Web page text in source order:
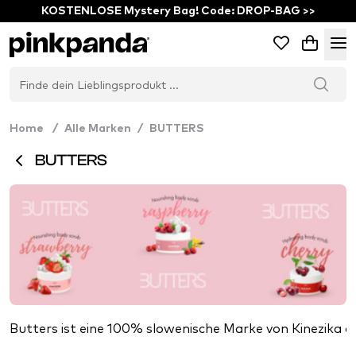
KOSTENLOSE Mystery Bag! Code: DROP-BAG >>
Home / Alle Marken / BUTTERS
BUTTERS
Butters ist eine 100% slowenische Marke von Kinezika